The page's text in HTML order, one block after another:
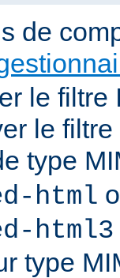
de
le filtre
le
type
html
html3
type